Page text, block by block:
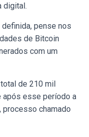
digital.
pense nos
de Bitcoin
com um
de 210 mil
após esse período a
processo chamado